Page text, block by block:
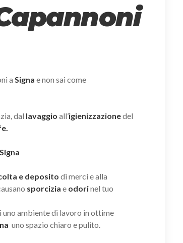
a Signa e non sai come
dal lavaggio all’igienizzazionedel
e deposito di merci e alla
sporcizia e odorinel tuo
uno ambiente di lavoro in ottime
uno spazio chiaro e pulito.